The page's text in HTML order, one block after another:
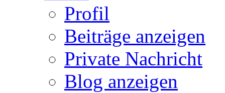
Profil
Beiträge anzeigen
Private Nachricht
Blog anzeigen